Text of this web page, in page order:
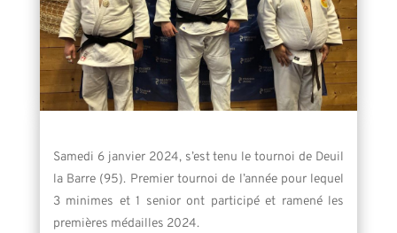
Samedi 6 janvier 2024, s’est tenu le tournoi de Deuil
la Barre (95). Premier tournoi de l’année pour lequel
3 minimes et 1 senior ont participé et ramené les
premières médailles 2024.